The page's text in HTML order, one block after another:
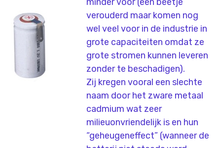
verouderd maar komen nog
wel veel voor in de industrie in
grote capaciteiten omdat ze
grote stromen kunnen leveren
zonder te beschadigen).
Zij kregen vooral een slechte
naam door het zware metaal
cadmium wat zeer
milieuonvriendelijk is en hun
“geheugeneffect” (wanneer de